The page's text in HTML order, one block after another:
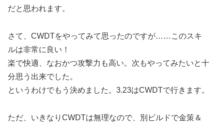
だと思われます。
さて、CWDTをやってみて思ったのですが……このスキ
ルは非常に良い！
楽で快適、なおかつ攻撃力も高い。次もやってみたいと十
分思う出来でした。
というわけでもう決めました。3.23はCWDTで行きます。
ただ、いきなりCWDTは無理なので、別ビルドで金策＆